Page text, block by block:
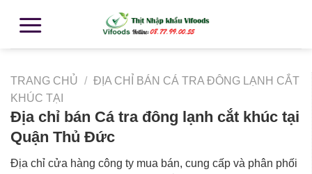
TRANG CHỦ / ĐỊA CHỈ BÁN CÁ TRA ĐÔNG LẠNH CẮT
KHÚC TẠI
Địa chỉ bán Cá tra đông lạnh cắt khúc tại
Quận Thủ Đức
Địa chỉ cửa hàng công ty mua bán, cung cấp và phân phối